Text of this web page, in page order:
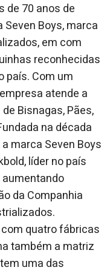
de 70 anos de
Boys, marca
em com
reconhecidas
país. Com um
atende a
Bisnagas, Pães,
na década
marca Seven Boys
líder no país
da Companhia
quatro fábricas
também a matriz
uma das